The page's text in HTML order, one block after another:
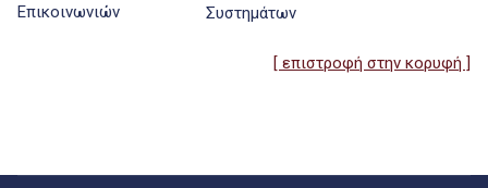
Επικοινωνιών
Συστημάτων
[ επιστροφή στην κορυφή ]